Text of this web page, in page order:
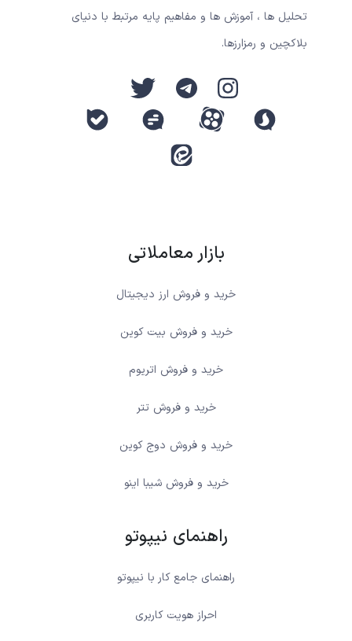
تحلیل ها ، آموزش ها و مفاهیم پایه مرتبط با دنیای
بلاکچین و رمزارزها.
بازار معاملاتی
خرید و فروش ارز دیجیتال
خرید و فروش بیت کوین
خرید و فروش اتریوم
خرید و فروش تتر
خرید و فروش دوج کوین
خرید و فروش شیبا اینو
راهنمای نیپوتو
راهنمای جامع کار با نیپوتو
احراز هویت کاربری